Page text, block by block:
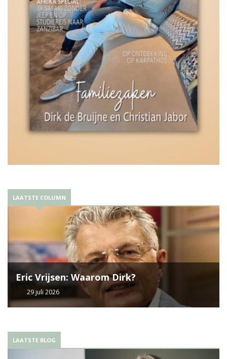
LAATSTE COLUMN
Eric Vrijsen: Waarom Dirk?
29 juli 2026
LAATSTE BLOG